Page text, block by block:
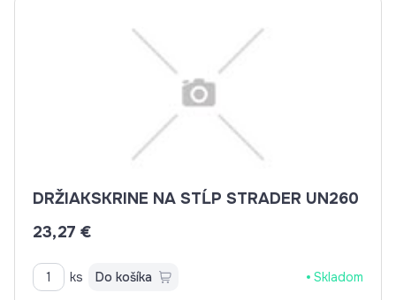
DRŽIAKSKRINE NA STĹP STRADER UN260
23,27 €
ks Do košíka Skladom